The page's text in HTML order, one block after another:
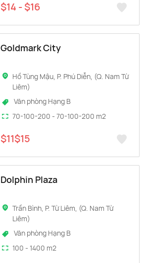
$14 - $16
Goldmark City
Hồ Tùng Mậu, P. Phú Diễn, (Q. Nam Từ
Liêm)
Văn phòng Hạng B
70-100-200 - 70-100-200 m2
$11$15
Dolphin Plaza
Trần Bình, P. Từ Liêm, (Q. Nam Từ
Liêm)
Văn phòng Hạng B
100 - 1400 m2